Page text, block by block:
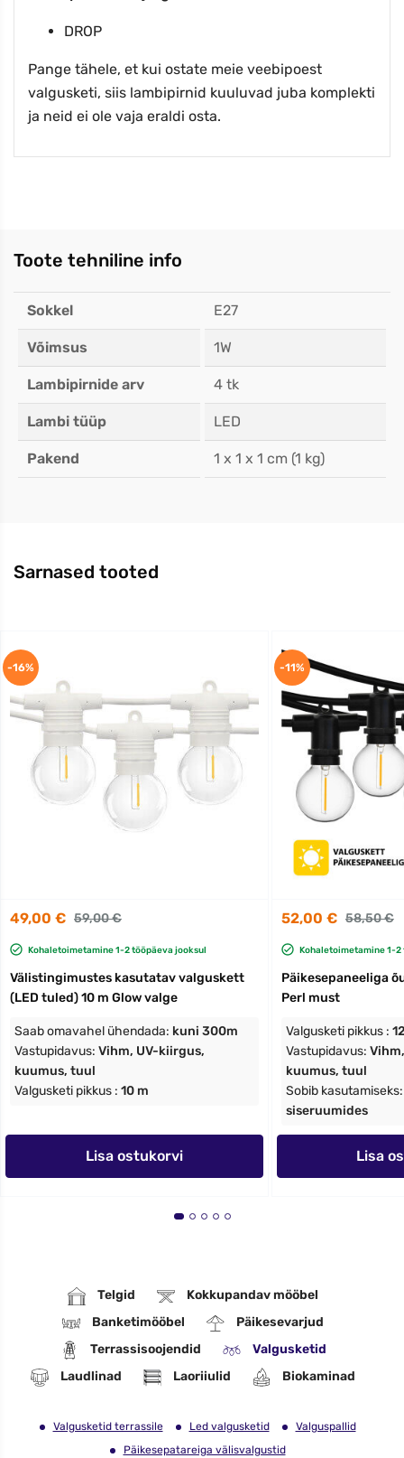
DROP
Pange tähele, et kui ostate meie veebipoest
valgusketi, siis lambipirnid kuuluvad juba komplekti
ja neid ei ole vaja eraldi osta.
Toote tehniline info
Sokkel E27
Võimsus 1W
Lambipirnide arv 4 tk
Lambi tüüp LED
Pakend 1 x 1 x 1 cm (1 kg)
Sarnased tooted
49,00 € 59,00 €
Kohaletoimetamine 1-2 tööpäeva jooksul
Välistingimustes kasutatav valguskett
(LED tuled) 10 m Glow valge
Saab omavahel ühendada: kuni 300m
Vastupidavus: Vihm, UV-kiirgus,
kuumus, tuul
Valgusketi pikkus : 10 m
Lisa ostukorvi
-16%
52,00 € 58,50 €
Kohaletoimetamine 1-
Päikesepaneeliga
Perl must
Valgusketi pikkus :
Vastupidavus:
kuumus, tuul
Sobib
siseruumides
Lisa
-11%
Telgid
Kokkupandav mööbel
Banketimööbel
Päikesevarjud
Terrassisoojendid
Valgusketid
Laudlinad
Laoriiulid Biokaminad
Valgusketid terrassile Led valgusketid
Valguspallid
Päikesepatareiga välisvalgustid